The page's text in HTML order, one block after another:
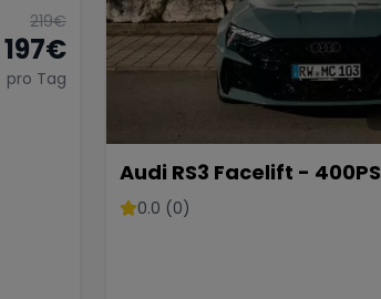
219€
197€
pro Tag
Audi RS3 Facelift - 400PS
0.0 (0)